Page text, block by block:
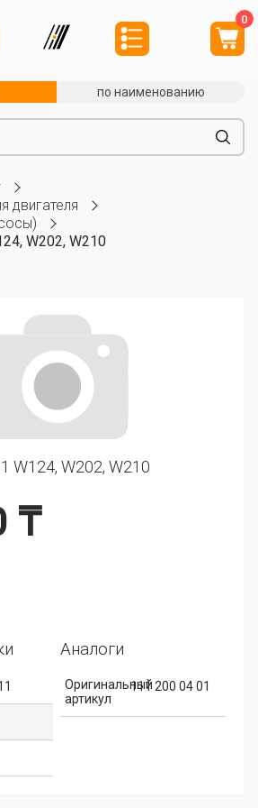
0
по наименованию
двигателя
W202, W210
W124, W202, W210
₸
Аналоги
Оригинальный
артикул
111 200 04 01